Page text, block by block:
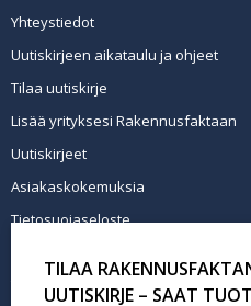
Yhteystiedot
Uutiskirjeen aikataulu ja ohjeet
Tilaa uutiskirje
Lisää yrityksesi Rakennusfaktaan
Uutiskirjeet
Asiakaskokemuksia
Tietosuojaseloste
Tilaa uutiskirje
TILAA
UUTISKIRJE – SAAT